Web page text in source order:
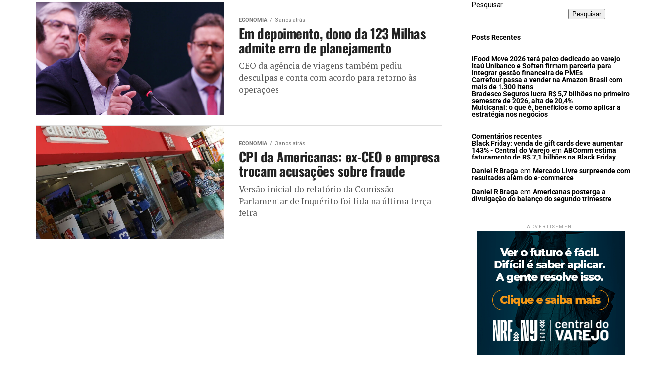
ECONOMIA 3 anos atrás
Em depoimento, dono da 123 Milhas
admite erro de planejamento
CEO da agência de viagens também pediu
desculpas e conta com acordo para retorno às
operações
ECONOMIA 3 anos atrás
CPI da Americanas: ex-CEO e empresa
trocam acusações sobre fraude
Versão inicial do relatório da Comissão
Parlamentar de Inquérito foi lida na última terça-
feira
Pesquisar
Pesquisar
Posts Recentes
iFood Move 2026 terá palco dedicado ao varejo
Itaú Unibanco e Soften firmam parceria para
integrar gestão financeira de PMEs
Carrefour passa a vender na Amazon Brasil com
mais de 1.300 itens
Bradesco Seguros lucra R$ 5,7 bilhões no primeiro
semestre de 2026, alta de 20,4%
Multicanal: o que é, benefícios e como aplicar a
estratégia nos negócios
Comentários recentes
Black Friday: venda de gift cards deve aumentar
143% - Central do Varejo em ABComm estima
faturamento de R$ 7,1 bilhões na Black Friday
Daniel R Braga em Mercado Livre surpreende com
resultados além do e-commerce
Daniel R Braga em Americanas posterga a
divulgação do balanço do segundo trimestre
ADVERTISEMENT